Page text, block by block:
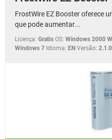
FrostWire EZ Booster oferece
que pode aumentar...
Licença: Gratis OS: Windows 2000
Windows 7 Idioma: EN Versão: 2.1.0